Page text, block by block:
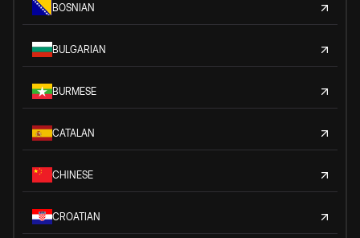
BOSNIAN
BULGARIAN
BURMESE
CATALAN
CHINESE
CROATIAN